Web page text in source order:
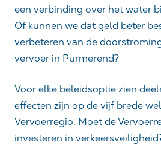
een verbinding over het water
Of kunnen we dat geld beter
verbeteren van de
vervoer in Purmerend?
Voor elke beleidsoptie zien
effecten zijn op de vijf brede
Vervoerregio. Moet de
investeren in